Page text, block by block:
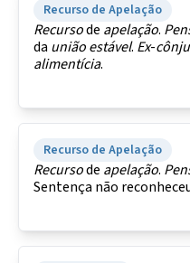
Recurso de Apelação
Recursode apelação.
da uniãoestável. Ex-
alimentícia.
Recurso de Apelação
Recursode apelação.
Sentença não